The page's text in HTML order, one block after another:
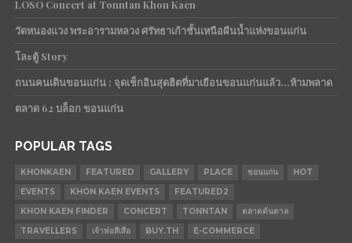
LOSO Concert at Tonntan Khon Kaen
วัดหนองแวง พระอารามหลวง ศรัทธาเก้าชั้นเหนือผืนน้ำแห่งขอนแก่น
โละตู้ Story
ถนนคนเดินขอนแก่น : จุดเช็กอินสุดฮิตที่มาเยือนขอนแก่นแล้ว…ห้ามพลาด
ตลาด 62 บล็อก ขอนแก่น
POPULAR TAGS
KHONKAEN FEATURED GALLERY PLACE ขอนแก่น
HOT
EVENTS
KHON KAEN EVENTS
FEATURED2
KHON KAEN FINDER
CONCERT TONNTAN
ตลาดต้นตาล
TRAVELLERS
เจ้าพ่อสีเสือ BUY.TH E-COMMERCE